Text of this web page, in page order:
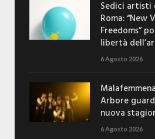
Sedici
Roma: “New
Freedoms”
libertà
6 Agosto 2026
Arbore
nuova
6 Agosto 2026